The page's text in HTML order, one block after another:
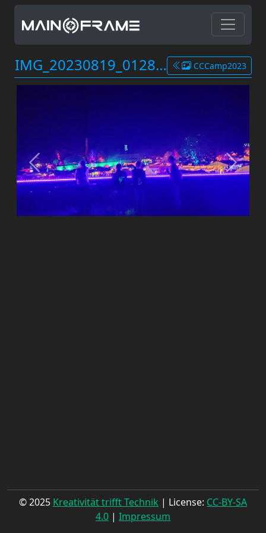
IMG_20230819_012801.jpg CCCamp2023
© 2025 Kreativität trifft Technik | License: CC-BY-SA
4.0 | Impressum